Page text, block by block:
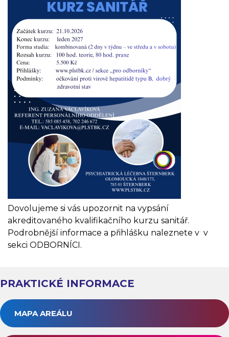
Dovolujeme si vás upozornit na vypsání
akreditovaného kvalifikačního kurzu sanitář.
Podrobnější informace a přihlášku naleznete v v
sekci ODBORNÍCI.
PRAKTICKÉ INFORMACE
MAPA AREÁLU